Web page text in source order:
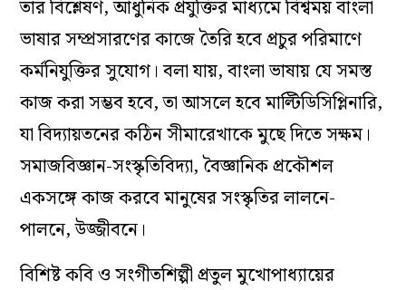
তার বিশ্লেষণ, আধুনিক প্রযুক্তির মাধ্যমে বিশ্বময় বাংলা
ভাষার সম্প্রসারণের কাজে তৈরি হবে প্রচুর পরিমাণে
কর্মনিযুক্তির সুযোগ। বলা যায়, বাংলা ভাষায় যে সমস্ত
কাজ করা সম্ভব হবে, তা আসলে হবে মাল্টিডিসিপ্লিনারি,
যা বিদ্যায়তনের কঠিন সীমারেখাকে মুছে দিতে সক্ষম।
সমাজবিজ্ঞান-সংস্কৃতিবিদ্যা, বৈজ্ঞানিক প্রকৌশল
একসঙ্গে কাজ করবে মানুষের সংস্কৃতির লালনে-
পালনে, উজ্জীবনে।
বিশিষ্ট কবি ও সংগীতশিল্পী প্রতুল মুখোপাধ্যায়ের